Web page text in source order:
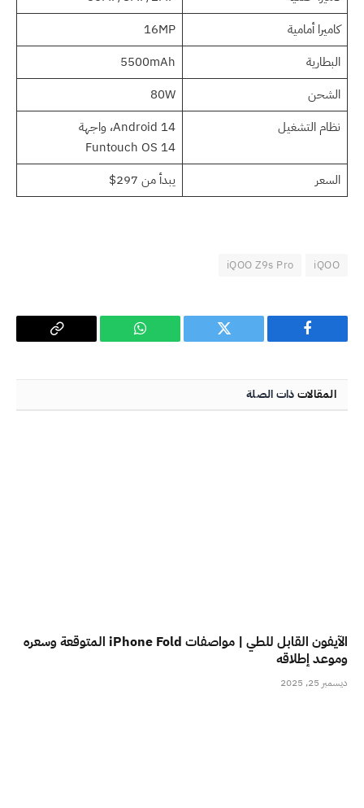
كاميرا أمامية
16MP
البطارية
5500mAh
الشحن
80W
نظام التشغيل
Android 14، واجهة
Funtouch OS 14
السعر
يبدأ من 297$
iQOO
iQOO Z9s Pro
فيسبوك تويتر واتساب
Copy
المقالاتذات الصلة
الآيفون القابل للطي | مواصفات iPhone Fold المتوقعة وسعره
وموعد إطلاقه
ديسمبر 25, 2025